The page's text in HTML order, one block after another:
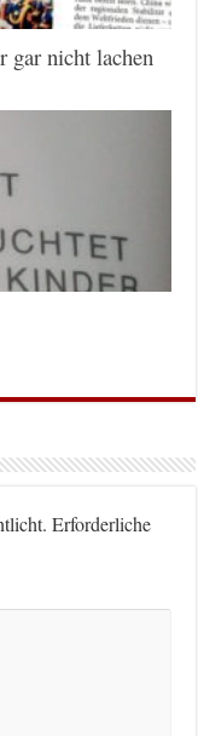
gar nicht lachen
Erforderliche